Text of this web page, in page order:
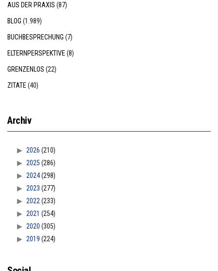
AUS DER PRAXIS (87)
BLOG (1.989)
BUCHBESPRECHUNG (7)
ELTERNPERSPEKTIVE (8)
GRENZENLOS (22)
ZITATE (40)
Archiv
2026 (210)
2025 (286)
2024(298)
2023 (277)
2022 (233)
2021 (254)
2020 (305)
2019 (224)